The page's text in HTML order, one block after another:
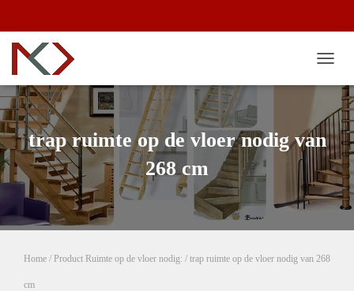
trap ruimte op de vloer nodig van
268 cm
Home / Product Ruimte op de vloer nodig: / trap ruimte op de vloer nodig van 268
cm